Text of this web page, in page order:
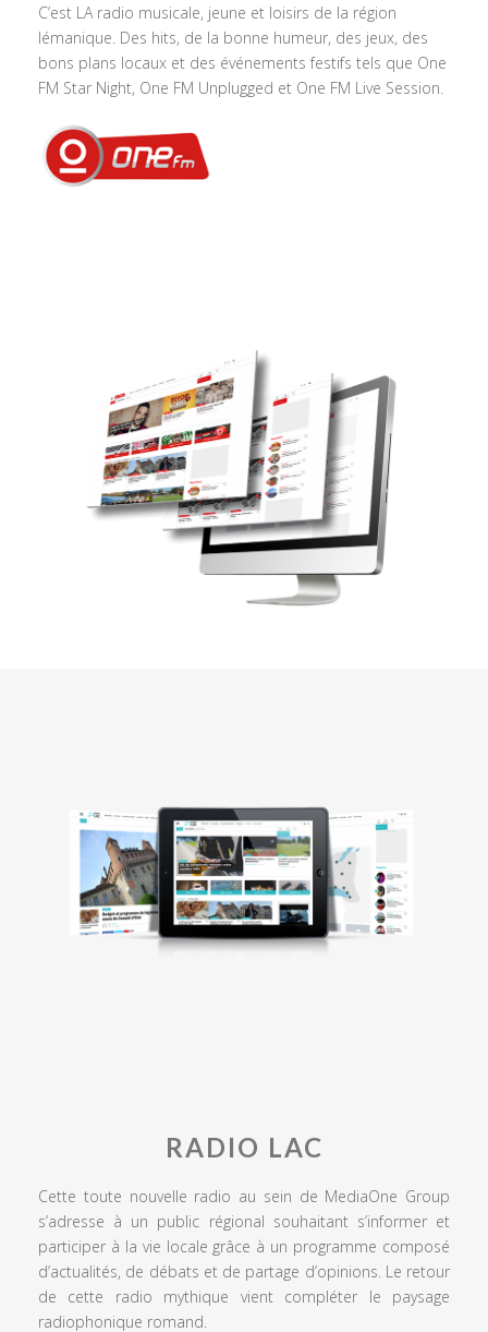
C’est LA radio musicale, jeune et loisirs de la région
lémanique. Des hits, de la bonne humeur, des jeux, des
bons plans locaux et des événements festifs tels que One
FM Star Night, One FM Unplugged et One FM Live Session.
RADIO LAC
Cette toute nouvelle radio au sein de MediaOne Group
s’adresse à un public régional souhaitant s’informer et
participer à la vie locale grâce à un programme composé
d’actualités, de débats et de partage d’opinions. Le retour
de cette radio mythique vient compléter le paysage
radiophonique romand.